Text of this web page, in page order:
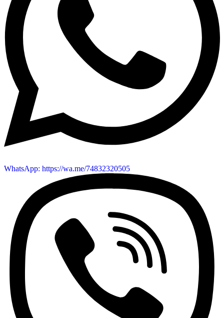
WhatsApp: https://wa.me/74832320505